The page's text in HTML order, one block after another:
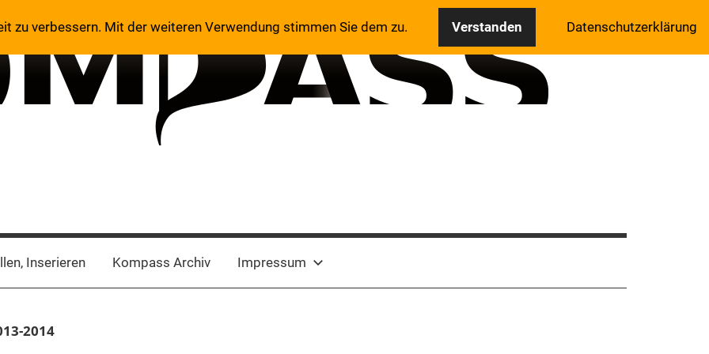
Inserieren Kompass Archiv Impressum
2014
zu verbessern. Mit der weiteren Verwendung stimmen Sie dem zu. Verstanden Datenschutzerklärung